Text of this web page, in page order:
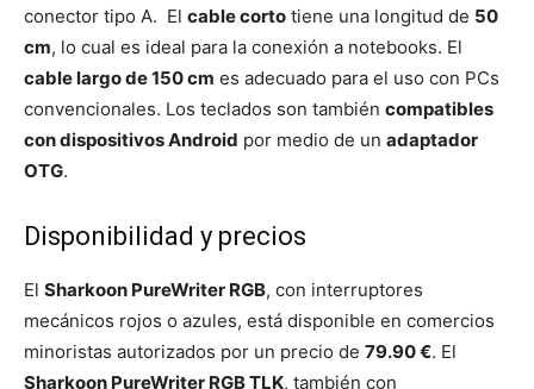
conector tipo A. El cable corto tiene una longitud de 50
cm, lo cual es ideal para la conexión a notebooks. El
cable largo de 150 cm es adecuado para el uso con PCs
convencionales. Los teclados son también compatibles
con dispositivos Android por medio de un adaptador
OTG.
Disponibilidad y precios
El Sharkoon PureWriter RGB, con interruptores
mecánicos rojos o azules, está disponible en comercios
minoristas autorizados por un precio de 79.90 €. El
Sharkoon PureWriter RGB TLK, también con